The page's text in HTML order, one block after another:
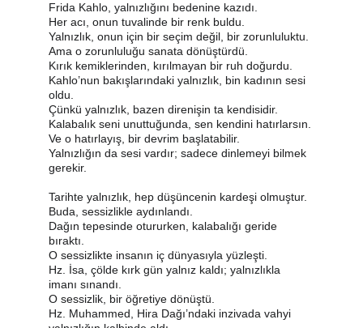
Frida Kahlo, yalnızlığını bedenine kazıdı.
Her acı, onun tuvalinde bir renk buldu.
Yalnızlık, onun için bir seçim değil, bir zorunluluktu.
Ama o zorunluluğu sanata dönüştürdü.
Kırık kemiklerinden, kırılmayan bir ruh doğurdu.
Kahlo’nun bakışlarındaki yalnızlık, bin kadının sesi
oldu.
Çünkü yalnızlık, bazen direnişin ta kendisidir.
Kalabalık seni unuttuğunda, sen kendini hatırlarsın.
Ve o hatırlayış, bir devrim başlatabilir.
Yalnızlığın da sesi vardır; sadece dinlemeyi bilmek
gerekir.
Tarihte yalnızlık, hep düşüncenin kardeşi olmuştur.
Buda, sessizlikle aydınlandı.
Dağın tepesinde otururken, kalabalığı geride
bıraktı.
O sessizlikte insanın iç dünyasıyla yüzleşti.
Hz. İsa, çölde kırk gün yalnız kaldı; yalnızlıkla
imanı sınandı.
O sessizlik, bir öğretiye dönüştü.
Hz. Muhammed, Hira Dağı’ndaki inzivada vahyi